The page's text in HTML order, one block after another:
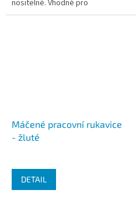
nositelné. Vhodné pro
potravinářství i veterinární
Máčené pracovní rukavice
- žluté
DETAIL